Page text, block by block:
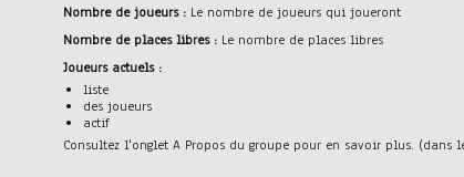
Nombre de joueurs :Le nombre de joueurs qui joueront
Nombre de places libres :Le nombre de places libres
Joueurs actuels :
liste
des joueurs
actif
Consultez l'onglet A Propos du groupe pour en savoir plus.